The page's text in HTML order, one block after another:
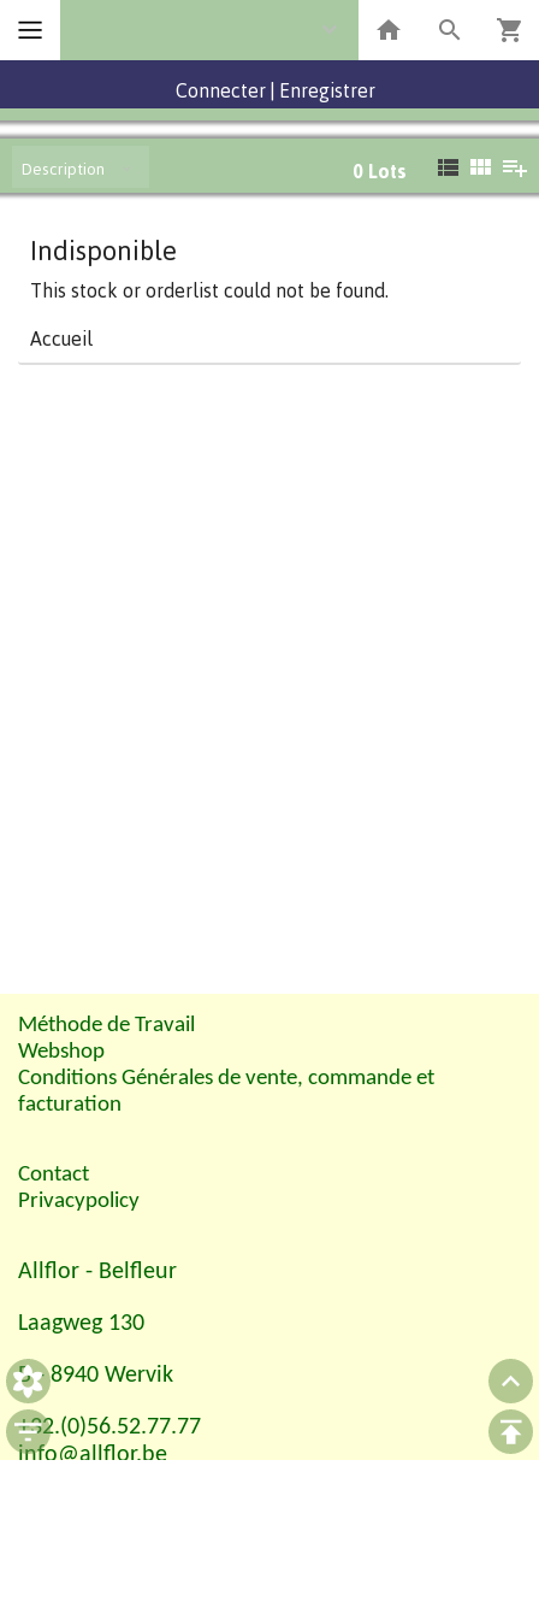
Connecter Enregistrer
Description 0 Lots
Indisponible
This stock or orderlist could not be found.
Accueil
Méthode de Travail
Webshop
Conditions Générales de vente, commande et
facturation
Contact
Privacypolicy
Allflor - Belfleur
Laagweg 130
B - 8940 Wervik
+32.(0)56.52.77.77
info@allflor.be